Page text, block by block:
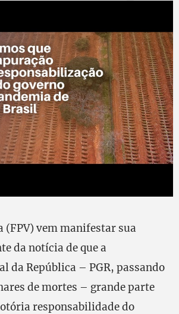
(FPV) vem manifestar sua
da notícia de que a
da República – PGR, passando
de mortes – grande parte
responsabilidade do